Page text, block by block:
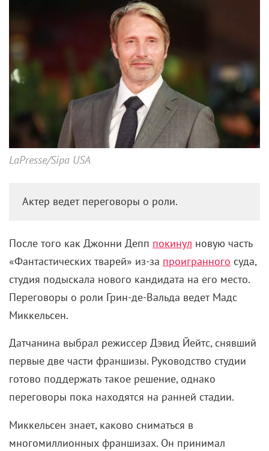
LaPresse/Sipa USA
Актер ведет переговоры о роли.
После того как Джонни Депп покинул новую часть
«Фантастических тварей» из-за проигранного суда,
студия подыскала нового кандидата на его место.
Переговоры о роли Грин-де-Вальда ведет Мадс
Миккельсен.
Датчанина выбрал режиссер Дэвид Йейтс, снявший
первые две части франшизы. Руководство студии
готово поддержать такое решение, однако
переговоры пока находятся на ранней стадии.
Миккельсен знает, каково сниматься в
многомиллионных франшизах. Он принимал